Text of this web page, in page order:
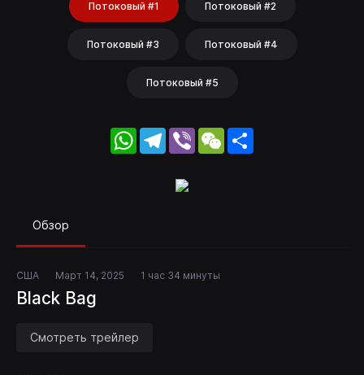
Потоковый #1 Потоковый #2
Потоковый #3 Потоковый #4
Потоковый #5
WhatsApp
Telegram
Viber WeChat
Обзор
США Март 14, 2025 1 час 34 минуты
Black Bag
Смотреть трейлер